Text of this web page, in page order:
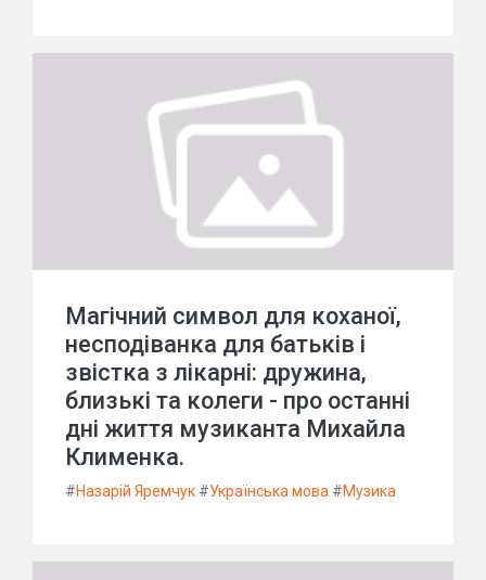
Магічний символ для коханої,
несподіванка для батьків і
звістка з лікарні: дружина,
близькі та колеги - про останні
дні життя музиканта Михайла
Клименка.
#Назарій Яремчук #Українська мова #Музика